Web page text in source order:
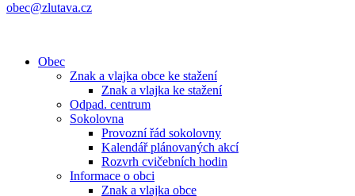
obec@zlutava.cz
Obec
Znak a vlajka obce ke stažení
Znak a vlajka ke stažení
Odpad. centrum
Sokolovna
Provozní řád sokolovny
Kalendář plánovaných akcí
Rozvrh cvičebních hodin
Informace o obci
Znak a vlajka obce